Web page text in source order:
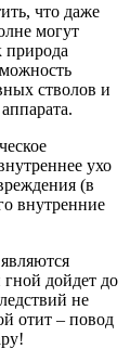
что даже
могут
природа
стволов и
ухо
(в
внутренние
гной дойдет до
не
отит – повод